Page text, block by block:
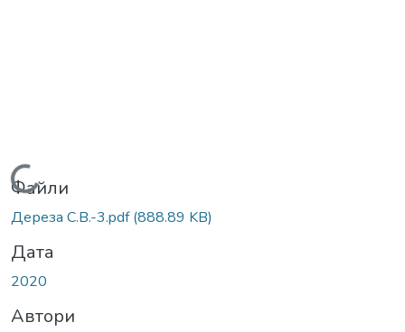
Вантажиться...
Файли
Дереза С.В.-3.pdf(888.89 KB)
Дата
2020
Автори